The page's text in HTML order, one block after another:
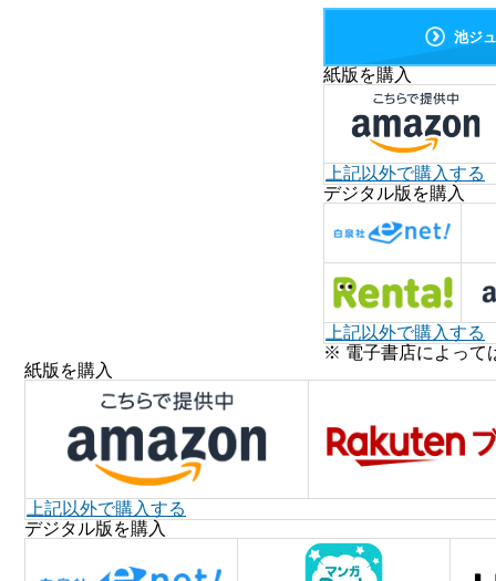
池ジ
紙版を購入
上記以外で購入する
デジタル版を購入
上記以外で購入する
※ 電子書店によって
紙版を購入
上記以外で購入する
デジタル版を購入